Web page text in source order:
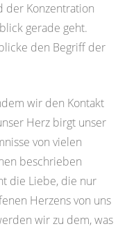
der Konzentration
gerade geht.
den Begriff der
wir den Kontakt
Herz birgt unser
von vielen
beschrieben
die Liebe, die nur
Herzens von uns
wir zu dem, was